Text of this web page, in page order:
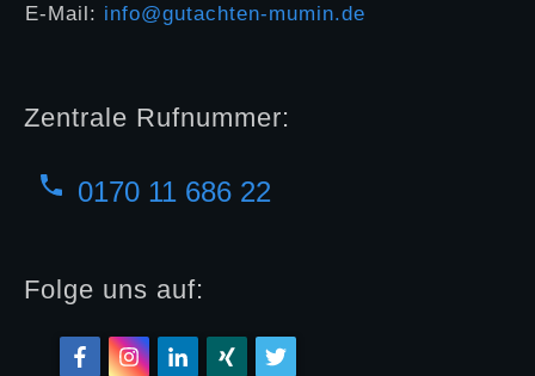
E-Mail: info@gutachten-mumin.de
Zentrale Rufnummer:
0170 11 686 22
Folge uns auf: